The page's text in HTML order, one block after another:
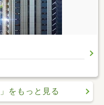
」をもっと見る